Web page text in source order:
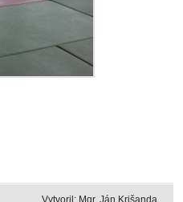
Vytvoril: Mgr. Ján Krišanda